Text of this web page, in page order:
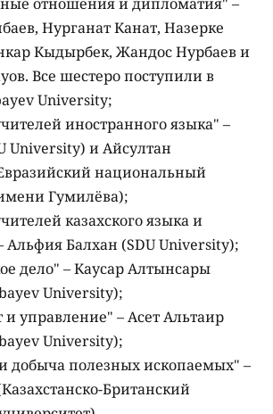
Нурганат Канат, Назерке
Кыдырбек, Жандос Нурбаев и
Все шестеро поступили в
University;
иностранного языка" –
University) и Айсултан
национальный
Гумилёва);
казахского языка и
Альфия Балхан (SDU University);
дело" – Каусар Алтынсары
University);
управление" – Асет Альтаир
University);
добыча полезных ископаемых" –
Британский